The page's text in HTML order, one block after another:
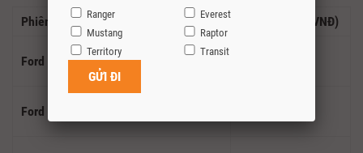
Phiên bản Giá niêm yết (VNĐ)
Ford Ranger XLS 2.0L 4×2 AT
Ford Ranger XLS 2.0L 4×4 AT
Ranger
Everest
Mustang
Raptor
Territory
Transit